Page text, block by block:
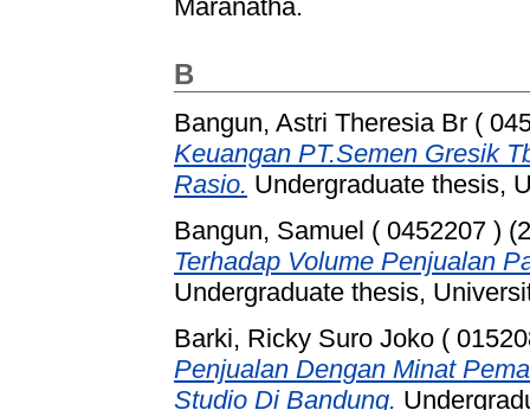
Maranatha.
B
Bangun, Astri Theresia Br (
Keuangan PT.Semen Gresik
Rasio. Undergraduate thesis,
Bangun, Samuel ( 0452207 )
Terhadap Volume Penjualan
Undergraduate thesis,
Barki, Ricky Suro Joko (
Penjualan Dengan Minat
Studio Di Bandung.